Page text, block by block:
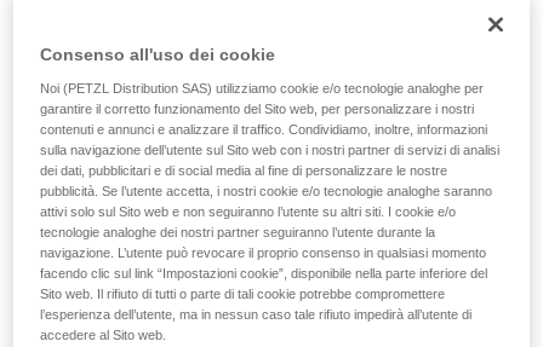
vengono qui descritte.
In ogni caso, è necessario stare attenti e vigili quando si
Ricordiamo che in caso di rischio di caduta al suolo, o su
cengia, non si renderà dinamico l'arrampicatore.
Per controllare meglio l'assicurazione dinamica durante una
caduta, non esitate ad allenarvi. Per esercitarvi, cominciate
ad effettuare cadute abbastanza alte rispetto al suolo (per
esempio, a fine tiro).
Consenso all'uso dei cookie
Noi (PETZL Distribution SAS) utilizziamo cookie e/o tecnologie analoghe per
garantire il corretto funzionamento del Sito web, per personalizzare i nostri
contenuti e annunci e analizzare il traffico. Condividiamo, inoltre, informazioni
sulla navigazione dell’utente sul Sito web con i nostri partner di servizi di analisi
dei dati, pubblicitari e di social media al fine di personalizzare le nostre
pubblicità. Se l’utente accetta, i nostri cookie e/o tecnologie analoghe saranno
attivi solo sul Sito web e non seguiranno l’utente su altri siti. I cookie e/o
tecnologie analoghe dei nostri partner seguiranno l’utente durante la
navigazione. L’utente può revocare il proprio consenso in qualsiasi momento
facendo clic sul link “Impostazioni cookie”, disponibile nella parte inferiore del
Sito web. Il rifiuto di tutti o parte di tali cookie potrebbe compromettere
l’esperienza dell’utente, ma in nessun caso tale rifiuto impedirà all’utente di
accedere al Sito web.